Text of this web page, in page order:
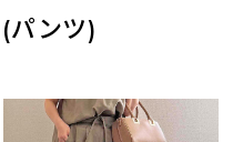
パンツ)